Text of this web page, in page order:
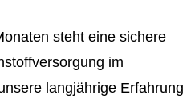
steht eine sichere
im
langjährige Erfahrung